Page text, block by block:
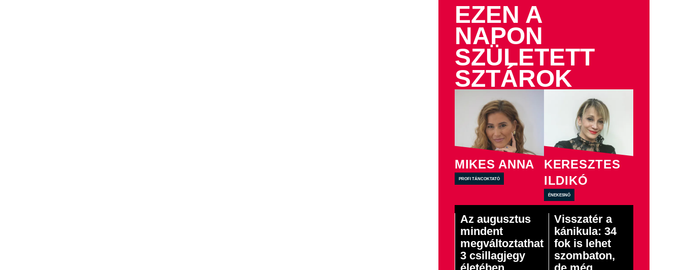
EZEN A
NAPON
SZÜLETETT
SZTÁROK
MIKES ANNA
profi táncoktató
KERESZTES
ILDIKÓ
énekesnő
Az augusztus
mindent
megváltoztathat
3 csillagjegy
Visszatér a
kánikula: 34
fok is lehet
szombaton,